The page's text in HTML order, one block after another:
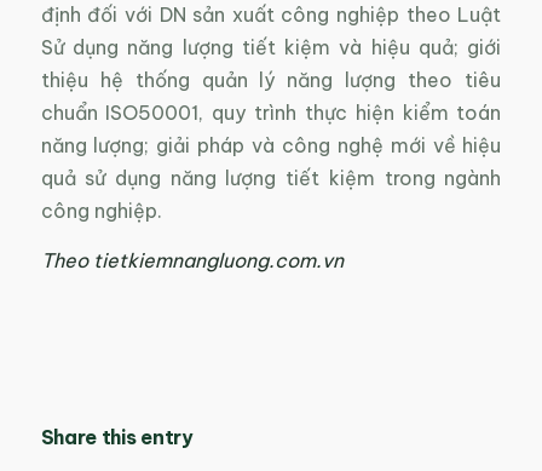
định đối với DN sản xuất công nghiệp theo Luật
Sử dụng năng lượng tiết kiệm và hiệu quả; giới
thiệu hệ thống quản lý năng lượng theo tiêu
chuẩn ISO50001, quy trình thực hiện kiểm toán
năng lượng; giải pháp và công nghệ mới về hiệu
quả sử dụng năng lượng tiết kiệm trong ngành
công nghiệp.
Theo tietkiemnangluong.com.vn
Share this entry